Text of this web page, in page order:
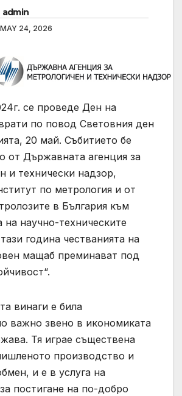
admin
MAY 24, 2026
се проведе Ден на
по повод Световния ден
20 май. Събитието бе
от Държавната агенция за
и технически надзор,
по метрология и от
в България към
научно-техническите
година честванията на
мащаб преминават под
винаги е била
важно звено в икономиката
Тя играе съществена
производство и
и е в услуга на
постигане на по-добро